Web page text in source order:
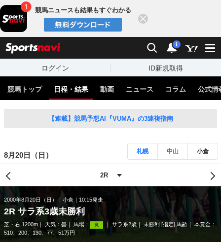
競馬ニュースも結果もすぐわかる
検索 通知
i
ログイン ID新規取得
競馬トップ 日程・結果 動画 ニュース コラム 公式情
【連載】競馬予想AI『VUMA』の3連複指南
8月20日（日） 札幌 中山 小倉
2000年8月20日（日） 小倉 10:15発走
2R サラ系3歳未勝利
芝・右 1200m 天気： 曇 馬場： 良 サラ系2歳 未勝利 [指定] 馬齢
本賞金：
510、200、130、77、51万円